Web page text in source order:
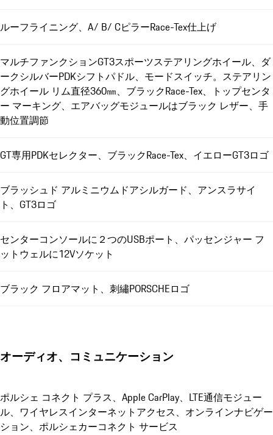
ルーフライニング、A/ B/ CピラーRace-Tex仕上げ
マルチファンクションGT3スポーツステアリングホイール、ダ
ークシルバーPDKシフトパドル、モードスイッチ。ステアリン
グホイール リム直径360㎜、ブラックRace-Tex、トップセンタ
ー マーキング、エアバッグモジュールはブラック レザー、手
動位置調節
GT専用PDKセレクター、ブラックRace-Tex、イエローGT3ロゴ
ブラッシュド アルミニウムドアシルガード、アンスラサイ
ト、GT3ロゴ
センターコンソールに２つのUSBポート、パッセンジャー フ
ットウェルに12Vソケット
ブラック フロアマット、刺繡PORSCHEロゴ
オーディオ、コミュニケーション
ポルシェ コネクト プラス、Apple CarPlay、LTE通信モジュー
ル、ワイヤレスインターネットアクセス、オンラインナビゲー
ション、ポルシェカーコネクト サービス